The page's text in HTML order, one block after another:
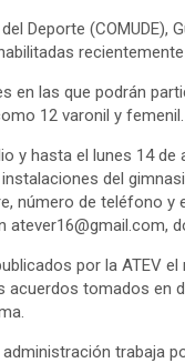
Deporte
en las que podrán
12 varonil y femenil.
y hasta el lunes 14
del
número de teléfono
por la ATEV
tomados en
trabaja